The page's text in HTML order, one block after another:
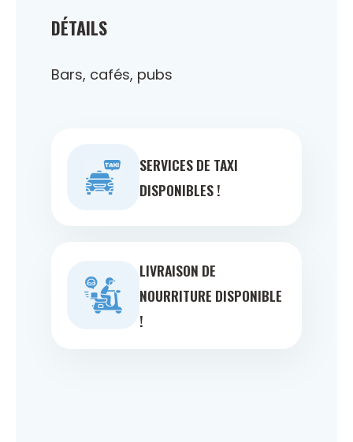
DÉTAILS
Bars, cafés, pubs
SERVICES DE TAXI
DISPONIBLES !
LIVRAISON DE
NOURRITURE DISPONIBLE
!